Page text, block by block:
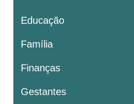
Educação
Família
Finanças
Gestantes